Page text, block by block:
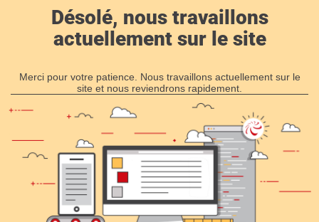
Désolé, nous travaillons
actuellement sur le site
Merci pour votre patience. Nous travaillons actuellement sur le
site et nous reviendrons rapidement.